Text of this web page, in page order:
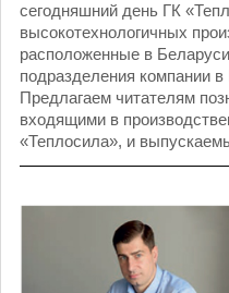
сегодняшний день ГК
высокотехнологичных
расположенные в
подразделения компании в
Предлагаем читателям
входящими в
«Теплосила», и